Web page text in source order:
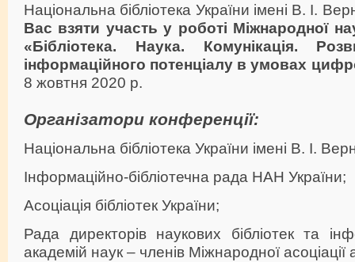
Національна бібліотека України імені В. І.
Вас взяти участь у роботі Міжнародної
«Бібліотека. Наука. Комунікація.
інформаційного потенціалу в умовах
8 жовтня 2020 р.
Організатори конференції:
Національна бібліотека України імені В. І.
Інформаційно-бібліотечна рада НАН України;
Асоціація бібліотек України;
Рада директорів наукових бібліотек та
академій наук – членів Міжнародної асоціації